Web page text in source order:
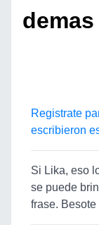
Registrate
escribieron
Si Lika, eso
se puede
frase. Besote